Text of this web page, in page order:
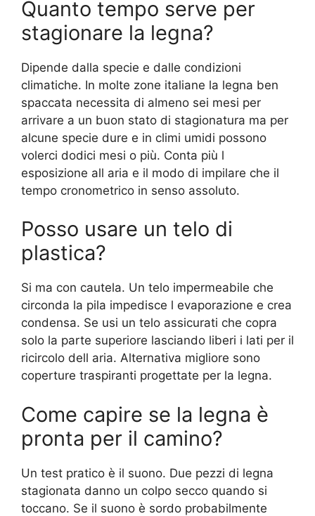
Quanto tempo serve per
stagionare la legna?
Dipende dalla specie e dalle condizioni
climatiche. In molte zone italiane la legna ben
spaccata necessita di almeno sei mesi per
arrivare a un buon stato di stagionatura ma per
alcune specie dure e in climi umidi possono
volerci dodici mesi o più. Conta più l
esposizione all aria e il modo di impilare che il
tempo cronometrico in senso assoluto.
Posso usare un telo di
plastica?
Si ma con cautela. Un telo impermeabile che
circonda la pila impedisce l evaporazione e crea
condensa. Se usi un telo assicurati che copra
solo la parte superiore lasciando liberi i lati per il
ricircolo dell aria. Alternativa migliore sono
coperture traspiranti progettate per la legna.
Come capire se la legna è
pronta per il camino?
Un test pratico è il suono. Due pezzi di legna
stagionata danno un colpo secco quando si
toccano. Se il suono è sordo probabilmente